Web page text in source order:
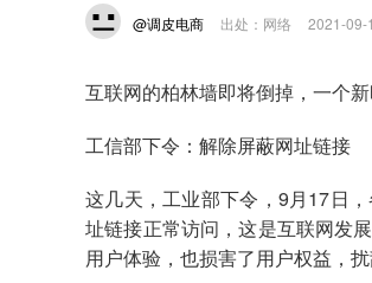
@调皮电商 出处：网络 2021-09-
互联网的柏林墙即将倒掉，一个
工信部下令：解除屏蔽网址链接
这几天，工业部下令，9月17日
址链接正常访问，这是互联网发
用户体验，也损害了用户权益，扰